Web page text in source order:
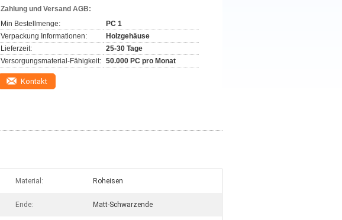
Zahlung und Versand AGB:
Min Bestellmenge:
PC 1
Verpackung Informationen:
Holzgehäuse
Lieferzeit:
25-30 Tage
Versorgungsmaterial-Fähigkeit: 50.000 PC pro Monat
Kontakt
Material: Roheisen
Ende: Matt-Schwarzende